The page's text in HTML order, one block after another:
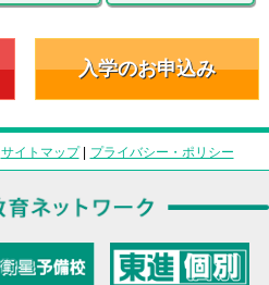
入学のお申込み
サイトマップ| プライバシー・ポリシー